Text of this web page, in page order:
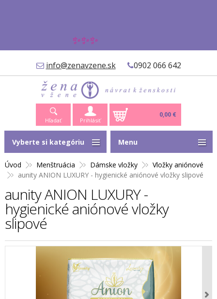
✨✨✨
info@zenavzene.sk 0902 066 642
Hľadať Prihlásiť
0,00 €
Úvod Menštruácia Dámske vložky
Vložky aniónové
aunity ANION LUXURY - hygienické aniónové vložky slipové
aunity ANION LUXURY -
hygienické aniónové vložky
slipové
Vyberte si kategóriu Menu